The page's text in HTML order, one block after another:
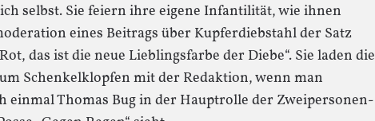
selbst. Sie feiern ihre eigene Infantilität, wie ihnen
eines Beitrags über Kupferdiebstahl der Satz
das ist die neue Lieblingsfarbe der Diebe“. Sie laden die
Schenkelklopfen mit der Redaktion, wenn man
einmal Thomas Bug in der Hauptrolle der Zweipersonen-